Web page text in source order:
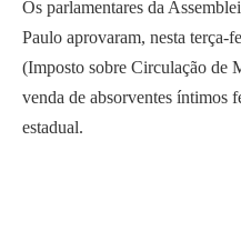
Os parlamentares da
Paulo aprovaram, nesta terça-
(Imposto sobre Circulação de
venda de absorventes íntimos
estadual.